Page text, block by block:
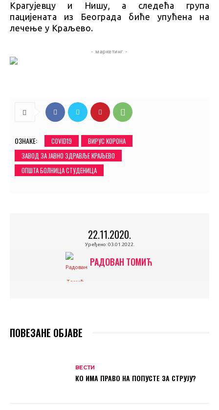
Крагујевцу и Нишу, а следећа група
пацијената из Београда биће упућена на
лечење у Краљево.
- маркетинг -
ОЗНАКЕ: COVID19
ВИРУС КОРОНА
ЗАВОД ЗА ЈАВНО ЗДРАВЉЕ КРАЉЕВО
ОПШТА БОЛНИЦА СТУДЕНИЦА
22.11.2020.
Уређено: 03.01.2022.
РАДОВАН ТОМИЋ
ПОВЕЗАНЕ ОБЈАВЕ
ВЕСТИ
КО ИМА ПРАВО НА ПОПУСТЕ ЗА СТРУЈУ?